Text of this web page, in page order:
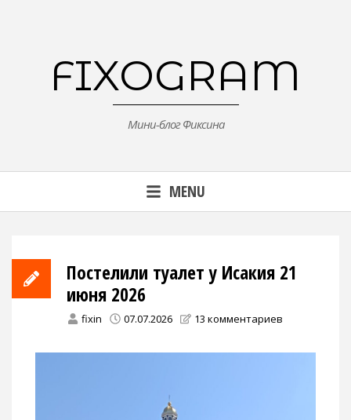
FIXOGRAM
Мини-блог Фиксина
MENU
Постелили туалет у Исакия 21
июня 2026
fixin 07.07.2026 13 комментариев